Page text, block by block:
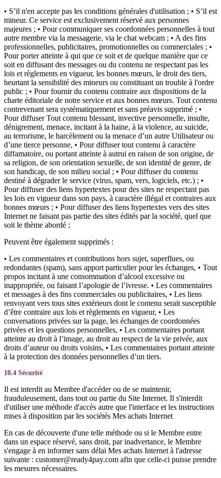
• S’il n'en accepte pas les conditions générales d'utilisation ; • S’il est
mineur. Ce service est exclusivement réservé aux personnes
majeures ; • Pour communiquer ses coordonnées personnelles à tout
autre membre via la messagerie, via le chat webcam ; • A des fins
professionnelles, publicitaires, promotionnelles ou commerciales ; •
Pour porter atteinte à qui que ce soit et de quelque manière que ce
soit en diffusant des messages ou du contenu ne respectant pas les
lois et règlements en vigueur, les bonnes mœurs, le droit des tiers,
heurtant la sensibilité des mineurs ou constituant un trouble à l'ordre
public ; • Pour fournir du contenu contraire aux dispositions de la
charte éditoriale de notre service et aux bonnes mœurs. Tout contenu
contrevenant sera systématiquement et sans préavis supprimé ; •
Pour diffuser Tout contenu blessant, invective personnelle, insulte,
dénigrement, menace, incitant à la haine, à la violence, au suicide,
au terrorisme, le harcèlement ou la menace d’un autre Utilisateur ou
d’une tierce personne, • Pour diffuser tout contenu à caractère
diffamatoire, ou portant atteinte à autrui en raison de son origine, de
sa religion, de son orientation sexuelle, de son identité de genre, de
son handicap, de son milieu social ; • Pour diffuser du contenu
destiné à dégrader le service (virus, spam, vers, logiciels, etc.) ; •
Pour diffuser des liens hypertextes pour des sites ne respectant pas
les lois en vigueur dans son pays, à caractère illégal et contraires aux
bonnes mœurs ; • Pour diffuser des liens hypertextes vers des sites
Internet ne faisant pas partie des sites édités par la société, quel que
soit le thème abordé ;
Peuvent être également supprimés :
• Les commentaires et contributions hors sujet, superflues, ou
redondantes (spam), sans apport particulier pour les échanges, • Tout
propos incitant à une consommation d’alcool excessive ou
inappropriée, ou faisant l’apologie de l’ivresse. • Les commentaires
et messages à des fins commerciales ou publicitaires, • Les liens
renvoyant vers tous sites extérieurs dont le contenu serait susceptible
d’être contraire aux lois et règlements en vigueur, • Les
conversations privées sur la page, les échanges de coordonnées
privées et les questions personnelles, • Les commentaires portant
atteinte au droit à l’image, au droit au respect de la vie privée, aux
droits d’auteur ou droits voisins, • Les commentaires portant atteinte
à la protection des données personnelles d’un tiers.
10.4 Sécurité
Il est interdit au Membre d'accéder ou de se maintenir,
frauduleusement, dans tout ou partie du Site Internet. Il s'interdit
d'utiliser une méthode d'accès autre que l'interface et les instructions
mises à disposition par les sociétés Mes achats Internet
En cas de découverte d'une telle méthode ou si le Membre entre
dans un espace réservé, sans droit, par inadvertance, le Membre
s'engage à en informer sans délai Mes achats Internet à l'adresse
suivante : customer@ready4pay.com afin que celle-ci puisse prendre
les mesures nécessaires.